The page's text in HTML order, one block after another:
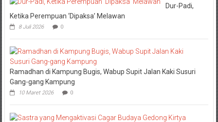
Dur-Padi,
Ketika Perempuan ‘Dipaksa’ Melawan
8 Juli 2026 0
Ramadhan di Kampung Bugis, Wabup Supit Jalan Kaki Susuri
Gang-gang Kampung
10 Maret 2026 0